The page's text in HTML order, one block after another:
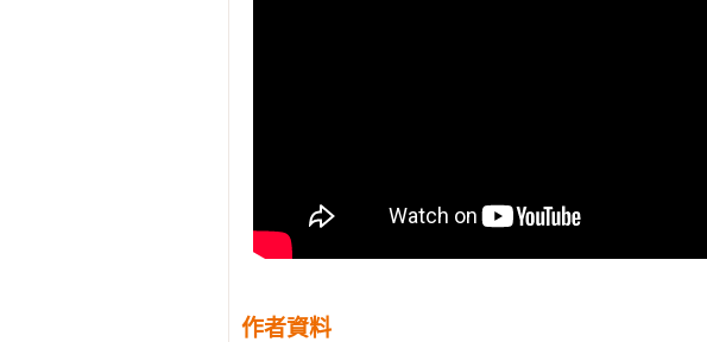
這本書使你擺脫社會條件對你的限制，並從催眠狀態中甦
──喬布拉，心靈大師
人的生活。他已在社交媒體上與數以百萬計的人分享這種
作者資料